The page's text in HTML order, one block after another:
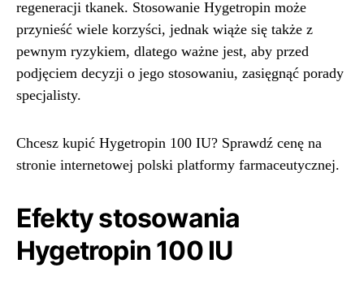
regeneracji tkanek. Stosowanie Hygetropin może
przynieść wiele korzyści, jednak wiąże się także z
pewnym ryzykiem, dlatego ważne jest, aby przed
podjęciem decyzji o jego stosowaniu, zasięgnąć porady
specjalisty.
Chcesz kupić Hygetropin 100 IU? Sprawdź cenę na
stronie internetowej polski platformy farmaceutycznej.
Efekty stosowania
Hygetropin 100 IU